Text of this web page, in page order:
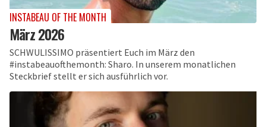
INSTABEAU OF THE MONTH
März 2026
SCHWULISSIMO präsentiert Euch im März den
#instabeauofthemonth: Sharo. In unserem monatlichen
Steckbrief stellt er sich ausführlich vor.